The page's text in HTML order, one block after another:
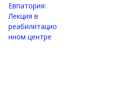
Евпатория:
Лекция в
реабилитацио
нном центре